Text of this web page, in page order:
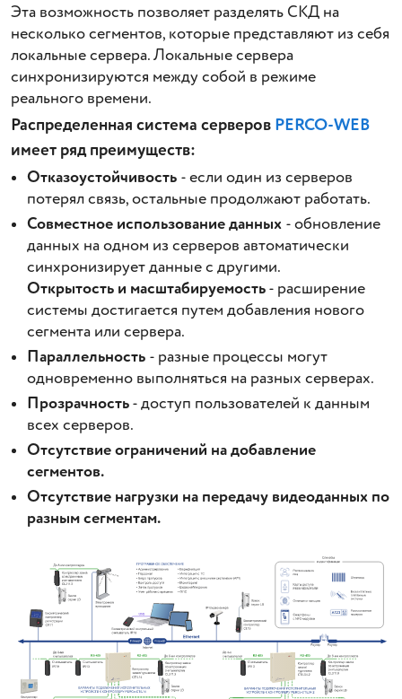
Эта возможность позволяет разделять СКД на
несколько сегментов, которые представляют из себя
локальные сервера. Локальные сервера
синхронизируются между собой в режиме
реального времени.
Распределенная система серверовPERCO-WEB
имеет ряд преимуществ:
Отказоустойчивость- если один из серверов
потерял связь, остальные продолжают работать.
Совместное использование данных- обновление
данных на одном из серверов автоматически
синхронизирует данные с другими.
Открытость и масштабируемость- расширение
системы достигается путем добавления нового
сегмента или сервера.
Параллельность- разные процессы могут
одновременно выполняться на разных серверах.
Прозрачность- доступ пользователей к данным
всех серверов.
Отсутствие ограничений на добавление
сегментов.
Отсутствие нагрузки на передачу видеоданных по
разным сегментам.